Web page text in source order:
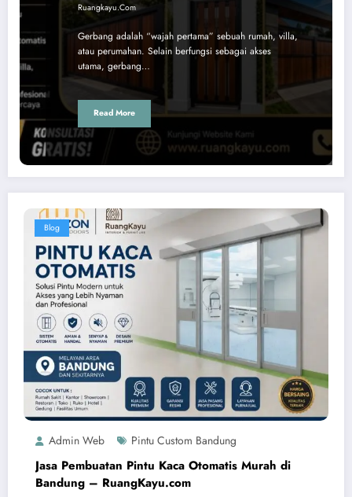
Ruangkayu.com
Gerbang adalah “wajah pertama” sebuah rumah, villa,
atau perumahan. Selain berfungsi sebagai akses
utama, gerbang…
Read More
Blog
Admin Web Pintu Custom Bandung
Jasa Pembuatan Pintu Kaca Otomatis Murah di
Bandung – RuangKayu.com